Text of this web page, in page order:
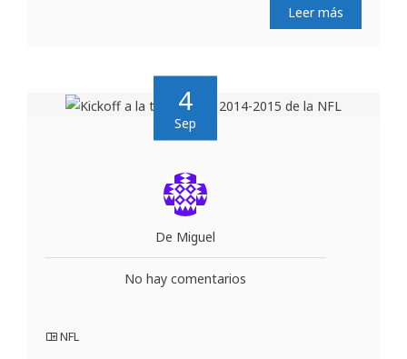
Leer más
4
Sep
De Miguel
No hay comentarios
NFL